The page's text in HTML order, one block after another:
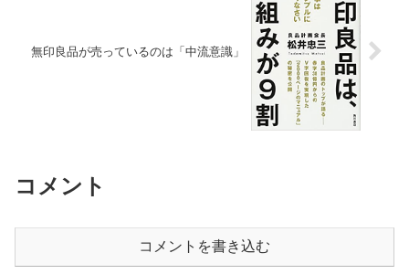
無印良品が売っているのは「中流意識」
コメント
コメントを書き込む